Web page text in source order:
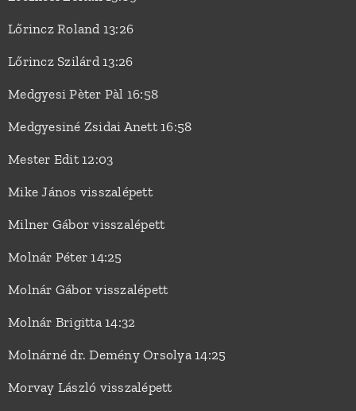
Lőrincz Roland 13:26
Lőrincz Szilárd 13:26
Medgyesi Pèter Pàl 16:58
Medgyesiné Zsidai Anett 16:58
Mester Edit 12:03
Mike János visszalépett
Milner Gábor visszalépett
Molnár Péter 14:25
Molnár Gábor visszalépett
Molnár Brigitta 14:32
Molnárné dr. Demény Orsolya 14:25
Morvay László visszalépett